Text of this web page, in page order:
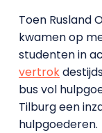
Toen Rusland
kwamen op
studenten in
vertrok
bus vol
Tilburg een
hulpgoederen.